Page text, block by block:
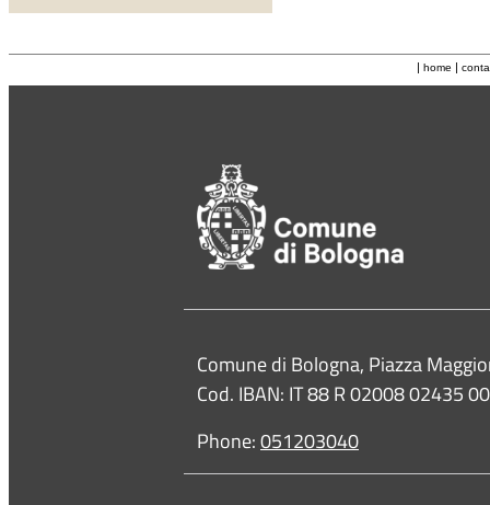
| home |
Contacts
Comune di Bologna, Piazza
Cod. IBAN: IT 88 R 02008 02435
Phone:051203040